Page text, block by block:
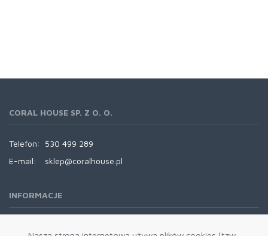
CORAL HOUSE SP. Z O. O.
Telefon:
530 499 289
E-mail:
sklep@coralhouse.pl
INFORMACJE